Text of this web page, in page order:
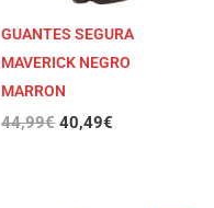
GUANTES SEGURA
MAVERICK NEGRO
MARRON
44,99€ 40,49€